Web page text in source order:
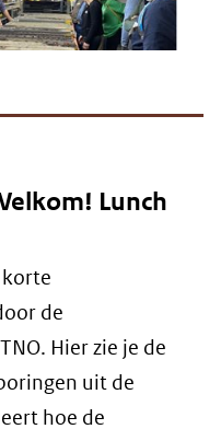
Lunch
de
Hier zie je de
uit de
hoe de